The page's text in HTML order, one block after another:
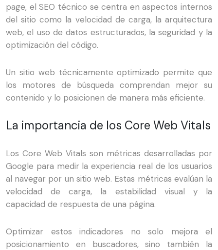
page, el SEO técnico se centra en aspectos internos
del sitio como la velocidad de carga, la arquitectura
web, el uso de datos estructurados, la seguridad y la
optimización del código.
Un sitio web técnicamente optimizado permite que
los motores de búsqueda comprendan mejor su
contenido y lo posicionen de manera más eficiente.
La importancia de los Core Web Vitals
Los Core Web Vitals son métricas desarrolladas por
Google para medir la experiencia real de los usuarios
al navegar por un sitio web. Estas métricas evalúan la
velocidad de carga, la estabilidad visual y la
capacidad de respuesta de una página.
Optimizar estos indicadores no solo mejora el
posicionamiento en buscadores, sino también la